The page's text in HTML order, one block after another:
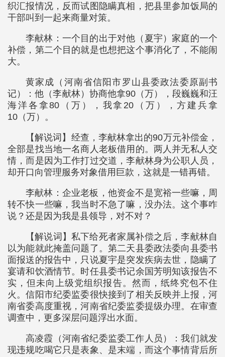
织汇报情况，反而试图隐瞒真相，把县里参加饭局的
干部叫到一起来商量对策。
李献林：一个目的出于对他（夏宇）家庭的一个
补偿，第二个目的就是也想把这个事消化了，不能闹
大。
黄家成（河南省信阳市罗山县委政法委原副书
记）：他（李献林）协商他拿90（万），段巍巍和汪
海洋各拿80（万），我拿20（万），方建兵拿
10（万）。
【解说词】经查，李献林拿出的90万元补偿金，
全部是找当地一名商人老板借用的。两人并无私人交
情，而是因为工作打过交道，李献林身为公职人员，
却开口向管理服务对象借用巨款，这就是一错再错。
李献林：企业老板，他资金不是宽裕一些嘛，周
转不快一些嘛，我当时不急了嘛，没办法。这个事咋
说？还是因为我是县领导，对不对？
【解说词】私下给死者家属补偿之后，李献林自
以为能就此掩盖问题了。第二天县委政法委向县委书
面报送的报告中，只说夏宇是突发疾病去世，隐瞒了
宴请和饮酒情节。时任县委书记余国芳明知该报告不
实，但未向上级党组织报告。然而，纸终究包不住
火。信阳市纪委监委很快接到了相关反映并上报，河
南省委高度重视，河南省纪委监委提级办理。在审查
调查中，更多深层问题浮出水面。
高凌霞（河南省纪委监委工作人员）：我们就发
现违规吃喝它只是表象、是末端，而这个事情背后所